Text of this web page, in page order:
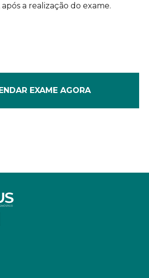
a realização do exame.
EXAME AGORA